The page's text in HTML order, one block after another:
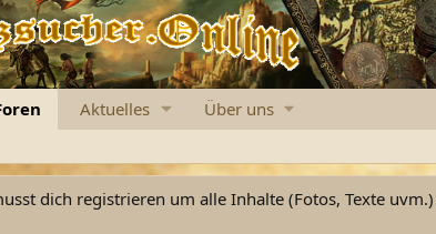
Aktuelles Über uns
dich registrieren um alle Inhalte (Fotos, Texte